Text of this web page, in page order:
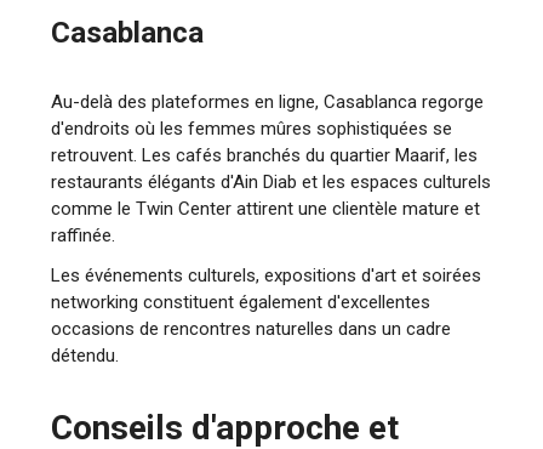
Casablanca
Au-delà des plateformes en ligne, Casablanca regorge
d'endroits où les femmes mûres sophistiquées se
retrouvent. Les cafés branchés du quartier Maarif, les
restaurants élégants d'Ain Diab et les espaces culturels
comme le Twin Center attirent une clientèle mature et
raffinée.
Les événements culturels, expositions d'art et soirées
networking constituent également d'excellentes
occasions de rencontres naturelles dans un cadre
détendu.
Conseils d'approche et